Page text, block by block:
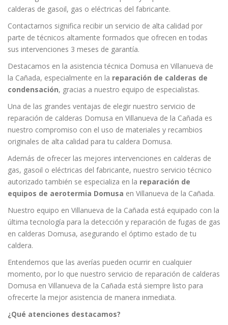
calderas de gasoil, gas o eléctricas del fabricante.
Contactarnos significa recibir un servicio de alta calidad por
parte de técnicos altamente formados que ofrecen en todas
sus intervenciones 3 meses de garantía.
Destacamos en la asistencia técnica Domusa en Villanueva de
la Cañada, especialmente en la reparación de calderas de
condensación, gracias a nuestro equipo de especialistas.
Una de las grandes ventajas de elegir nuestro servicio de
reparación de calderas Domusa en Villanueva de la Cañada es
nuestro compromiso con el uso de materiales y recambios
originales de alta calidad para tu caldera Domusa.
Además de ofrecer las mejores intervenciones en calderas de
gas, gasoil o eléctricas del fabricante, nuestro servicio técnico
autorizado también se especializa en la reparación de
equipos de aerotermia Domusa en Villanueva de la Cañada.
Nuestro equipo en Villanueva de la Cañada está equipado con la
última tecnología para la detección y reparación de fugas de gas
en calderas Domusa, asegurando el óptimo estado de tu
caldera.
Entendemos que las averías pueden ocurrir en cualquier
momento, por lo que nuestro servicio de reparación de calderas
Domusa en Villanueva de la Cañada está siempre listo para
ofrecerte la mejor asistencia de manera inmediata.
¿Qué atenciones destacamos?